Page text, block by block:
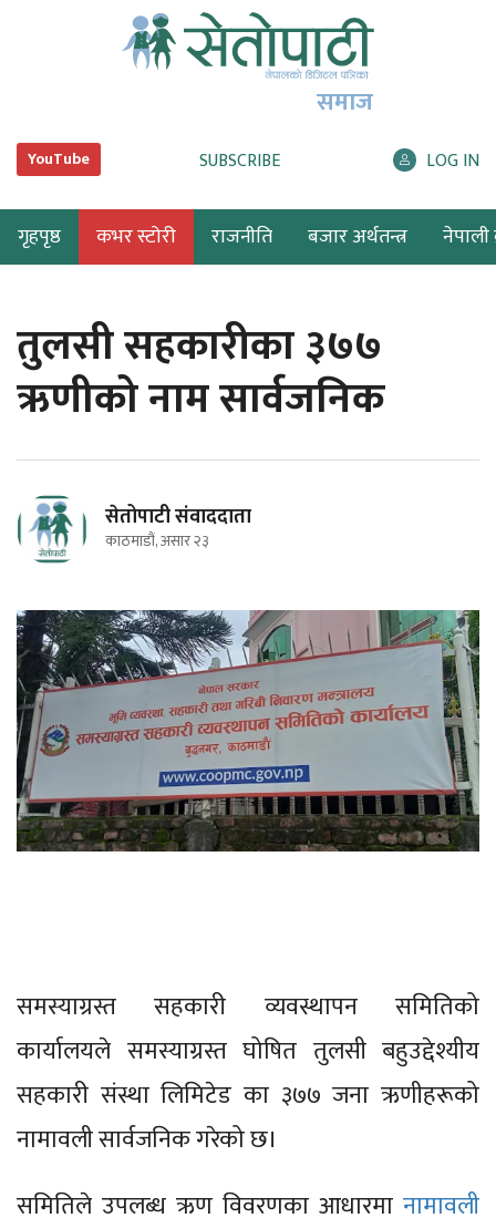
समाज
YouTube SUBSCRIBE LOG IN
गृहपृष्ठ कभर स्टोरी राजनीति बजार अर्थतन्त्र नेपाली
तुलसी सहकारीका ३७७
ऋणीको नाम सार्वजनिक
सेतोपाटी संवाददाता
काठमाडौं, असार २३
समस्याग्रस्त सहकारी व्यवस्थापन समितिको
कार्यालयले समस्याग्रस्त घोषित तुलसी बहुउद्देश्यीय
सहकारी संस्था लिमिटेड का ३७७ जना ऋणीहरूको
नामावली सार्वजनिक गरेको छ।
समितिले उपलब्ध ऋण विवरणका आधारमा नामावली